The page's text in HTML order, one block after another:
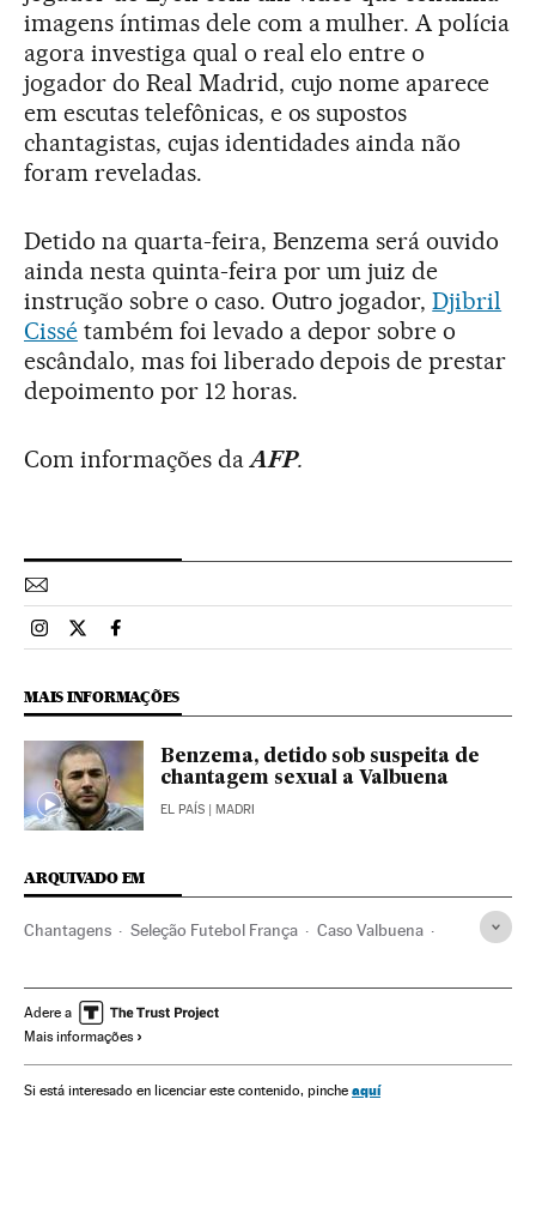
imagens íntimas dele com a mulher. A polícia
agora investiga qual o real elo entre o
jogador do Real Madrid, cujo nome aparece
em escutas telefônicas, e os supostos
chantagistas, cujas identidades ainda não
foram reveladas.
Detido na quarta-feira, Benzema será ouvido
ainda nesta quinta-feira por um juiz de
instrução sobre o caso. Outro jogador,Djibril
Cissétambém foi levado a depor sobre o
escândalo, mas foi liberado depois de prestar
depoimento por 12 horas.
Com informações daAFP.
Esportes El País Brasil en Instagram
Esportes El País Brasil en Twitter
Esportes El País Brasil en Facebook
MAIS INFORMAÇÕES
Benzema, detido sob suspeita de
chantagem sexual a Valbuena
EL PAÍS | MADRI
ARQUIVADO EM
Chantagens Seleção Futebol França Caso Valbuena
Delitos econômicos França
Gente Europa Delitos Esportes Justiça Sociedade
Adere a
Mais informações
Si está interesado en licenciar este contenido, pinche aquí